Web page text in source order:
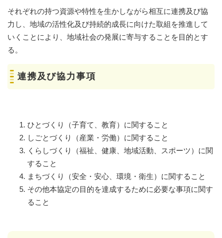
それぞれの持つ資源や特性を生かしながら相互に連携及び協
力し、地域の活性化及び持続的成長に向けた取組を推進して
いくことにより、地域社会の発展に寄与することを目的とす
る。
連携及び協力事項
ひとづくり（子育て、教育）に関すること
しごとづくり（産業・労働）に関すること
くらしづくり（福祉、健康、地域活動、スポーツ）に関
すること
まちづくり（安全・安心、環境・衛生）に関すること
その他本協定の目的を達成するために必要な事項に関す
ること